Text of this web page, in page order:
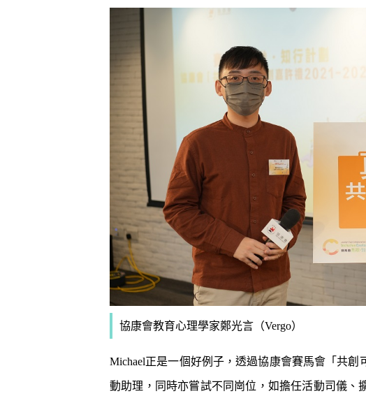
協康會教育心理學家鄭光言（Vergo）
Michael正是一個好例子，透過協康會賽馬會「共
動助理，同時亦嘗試不同崗位，如擔任活動司儀、